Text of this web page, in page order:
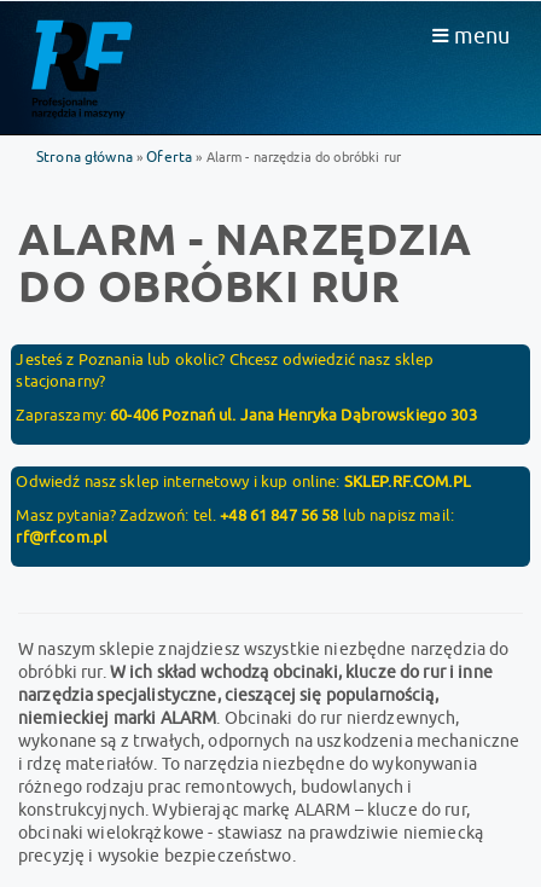
menu
Strona główna»Oferta » Alarm - narzędzia do obróbki rur
ALARM - NARZĘDZIA
DO OBRÓBKI RUR
Jesteś z Poznania lub okolic? Chcesz odwiedzić nasz sklep
stacjonarny?
Zapraszamy:60-406 Poznań ul. Jana Henryka Dąbrowskiego 303
Odwiedź nasz sklep internetowy i kup online: SKLEP.RF.COM.PL
Masz pytania? Zadzwoń: tel.+48 61 847 56 58 lub napisz mail:
rf@rf.com.pl
W naszym sklepie znajdziesz wszystkie niezbędne narzędzia do
obróbki rur.W ich skład wchodzą obcinaki, klucze do rur i inne
narzędzia specjalistyczne, cieszącej się popularnością,
niemieckiej marki ALARM. Obcinaki do rur nierdzewnych,
wykonane są z trwałych, odpornych na uszkodzenia mechaniczne
i rdzę materiałów. To narzędzia niezbędne do wykonywania
różnego rodzaju prac remontowych, budowlanych i
konstrukcyjnych. Wybierając markę ALARM – klucze do rur,
obcinaki wielokrążkowe - stawiasz na prawdziwie niemiecką
precyzję i wysokie bezpieczeństwo.